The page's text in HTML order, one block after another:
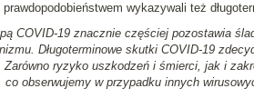
wykazywali też
COVID-19 znacznie częściej pozostawia
Długoterminowe skutki COVID-19
ryzyko uszkodzeń i śmierci, jak i
obserwujemy w przypadku innych